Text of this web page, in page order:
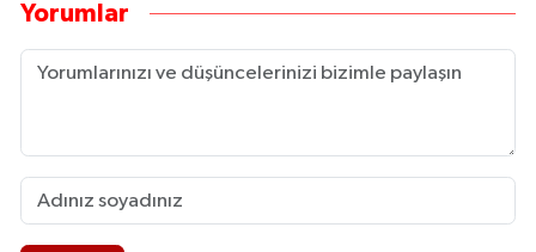
Yorumlar